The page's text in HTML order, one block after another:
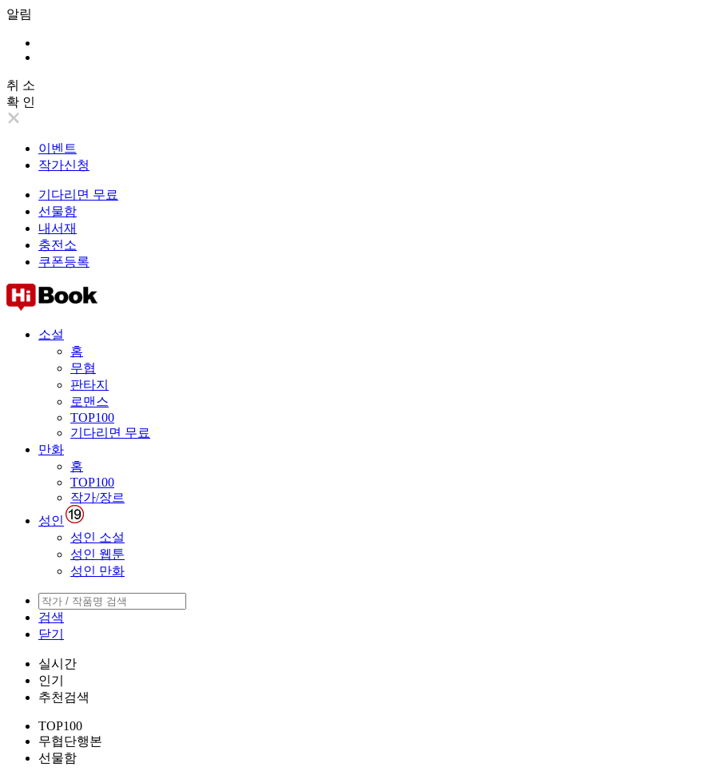
알림
취 소
확 인
이벤트
작가신청
기다리면 무료
선물함
내서재
충전소
쿠폰등록
소설
홈
무협
판타지
로맨스
TOP100
기다리면 무료
만화
홈
TOP100
작가/장르
성인
성인 소설
성인 웹툰
성인 만화
검색
닫기
실시간
인기
추천검색
TOP100
무협단행본
선물함